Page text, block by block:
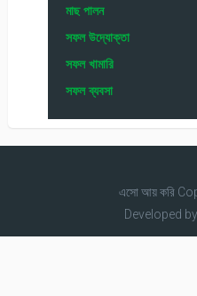
মাছ পালন
সফল উদ্যোক্তা
সফল খামারি
সফল ব্যবসা
এসো আয় করি
Developed